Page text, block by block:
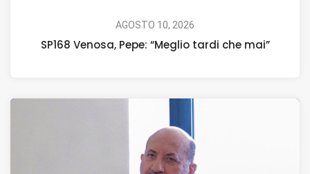
AGOSTO 10, 2026
SP168 Venosa, Pepe: “Meglio tardi che mai”